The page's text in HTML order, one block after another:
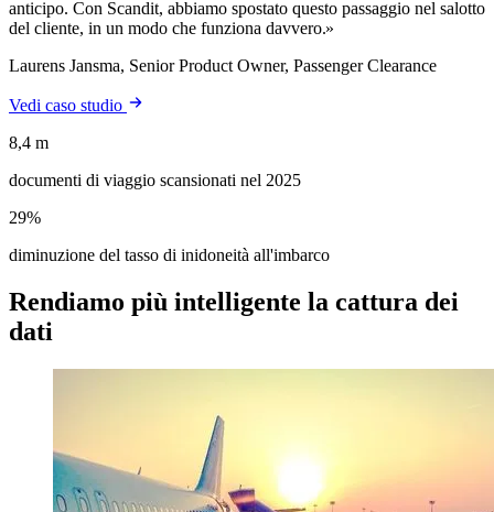
anticipo. Con Scandit, abbiamo spostato questo passaggio nel salotto
del cliente, in un modo che funziona davvero.
Laurens Jansma, Senior Product Owner, Passenger Clearance
Vedi caso studio
8,4 m
documenti di viaggio scansionati nel 2025
29%
diminuzione del tasso di inidoneità all'imbarco
Rendiamo più intelligente la cattura dei
dati